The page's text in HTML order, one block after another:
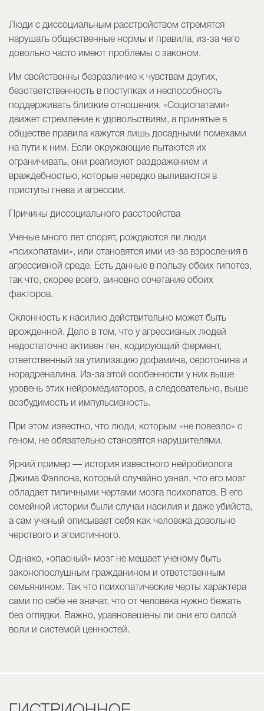
Люди с диссоциальным расстройством стремятся
нарушать общественные нормы и правила, из-за чего
довольно часто имеют проблемы с законом.
Им свойственны безразличие к чувствам других,
безответственность в поступках и неспособность
поддерживать близкие отношения. «Социопатами»
движет стремление к удовольствиям, а принятые в
обществе правила кажутся лишь досадными помехами
на пути к ним. Если окружающие пытаются их
ограничивать, они реагируют раздражением и
враждебностью, которые нередко выливаются в
приступы гнева и агрессии.
Причины диссоциального расстройства
Ученые много лет спорят, рождаются ли люди
«психопатами», или становятся ими из-за взросления в
агрессивной среде. Есть данные в пользу обеих гипотез,
так что, скорее всего, виновно сочетание обоих
факторов.
Склонность к насилию действительно может быть
врожденной. Дело в том, что у агрессивных людей
недостаточно активен ген, кодирующий фермент,
ответственный за утилизацию дофамина, серотонина и
норадреналина. Из-за этой особенности у них выше
уровень этих нейромедиаторов, а следовательно, выше
возбудимость и импульсивность.
При этом известно, что люди, которым «не повезло» с
геном, не обязательно становятся нарушителями.
Яркий пример — история известного нейробиолога
Джима Фэллона, который случайно узнал, что его мозг
обладает типичными чертами мозга психопатов. В его
семейной истории были случаи насилия и даже убийств,
а сам ученый описывает себя как человека довольно
черствого и эгоистичного.
Однако, «опасный» мозг не мешает ученому быть
законопослушным гражданином и ответственным
семьянином. Так что психопатические черты характера
сами по себе не значат, что от человека нужно бежать
без оглядки. Важно, уравновешены ли они его силой
воли и системой ценностей.